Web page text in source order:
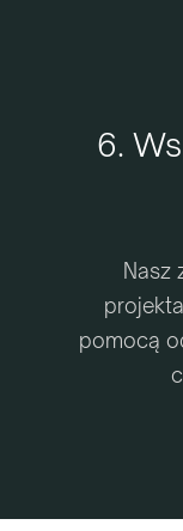
6.
Nasz
pomocą